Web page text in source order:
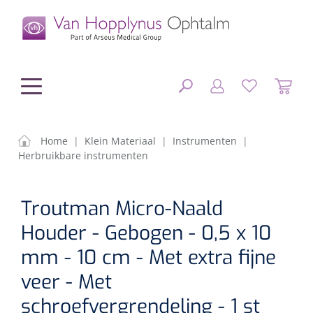
Chirurgisch materiaal
IOL's
Diagnostiek
Tonometers
OCT's
Klein Materiaal
Optometrie/Orthoptie
Optiek & Optometrie
FILTEREN
ZOEKRESULTATEN
Home | Klein Materiaal | Instrumenten
|
Herbruikbare instrumenten
Troutman Micro-Naald
Houder - Gebogen - 0,5 x 10
mm - 10 cm - Met extra fijne
veer - Met
schroefvergrendeling - 1 st